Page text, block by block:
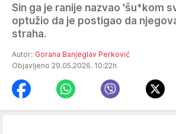
Sin ga je ranije nazvao 'šu*kom
optužio da je postigao da
straha.
Autor: Gorana Banjeglav Perković
Objavljeno 29.05.2026. 10:22h